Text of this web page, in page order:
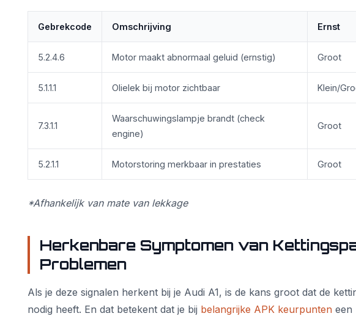
Gebrekcode Omschrijving Ernst
5.2.4.6 Motor maakt abnormaal geluid (ernstig) Groot
5.1.1.1 Olielek bij motor zichtbaar Klein/
7.3.1.1
Waarschuwingslampje brandt (check
engine)
Groot
5.2.1.1 Motorstoring merkbaar in prestaties Groot
*Afhankelijk van mate van lekkage
Herkenbare Symptomen van
Problemen
Als je deze signalen herkent bij je Audi A1, is de kans groot dat de
nodig heeft. En dat betekent dat je bij belangrijke APK keurpunten een